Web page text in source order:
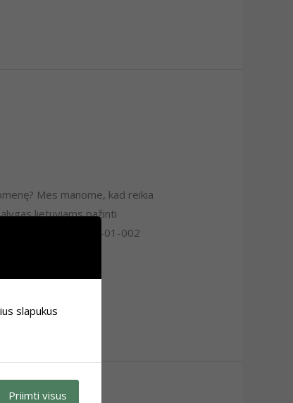
Mes manome, kad reikia
lietuviams pažinti
Nr. PMIF-2.1.6-K-01-002
slapukus
Priimti visus